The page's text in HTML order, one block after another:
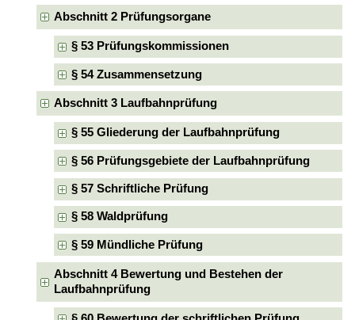
Abschnitt 2 Prüfungsorgane
§ 53 Prüfungskommissionen
§ 54 Zusammensetzung
Abschnitt 3 Laufbahnprüfung
§ 55 Gliederung der Laufbahnprüfung
§ 56 Prüfungsgebiete der Laufbahnprüfung
§ 57 Schriftliche Prüfung
§ 58 Waldprüfung
§ 59 Mündliche Prüfung
Abschnitt 4 Bewertung und Bestehen der
Laufbahnprüfung